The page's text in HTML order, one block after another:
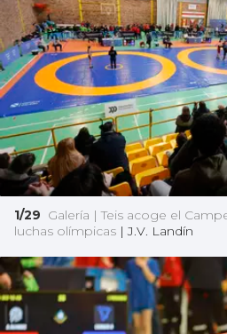
1/29 Galería | Teis acoge el
luchas olímpicas |J.V. Landín